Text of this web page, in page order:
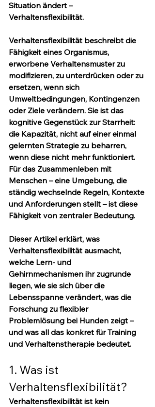
Situation ändert –
Verhaltensflexibilität.
Verhaltensflexibilität beschreibt die
Fähigkeit eines Organismus,
erworbene Verhaltensmuster zu
modifizieren, zu unterdrücken oder zu
ersetzen, wenn sich
Umweltbedingungen, Kontingenzen
oder Ziele verändern. Sie ist das
kognitive Gegenstück zur Starrheit:
die Kapazität, nicht auf einer einmal
gelernten Strategie zu beharren,
wenn diese nicht mehr funktioniert.
Für das Zusammenleben mit
Menschen – eine Umgebung, die
ständig wechselnde Regeln, Kontexte
und Anforderungen stellt – ist diese
Fähigkeit von zentraler Bedeutung.
Dieser Artikel erklärt, was
Verhaltensflexibilität ausmacht,
welche Lern- und
Gehirnmechanismen ihr zugrunde
liegen, wie sie sich über die
Lebensspanne verändert, was die
Forschung zu flexibler
Problemlösung bei Hunden zeigt –
und was all das konkret für Training
und Verhaltenstherapie bedeutet.
1. Was ist
Verhaltensflexibilität?
Verhaltensflexibilität ist kein